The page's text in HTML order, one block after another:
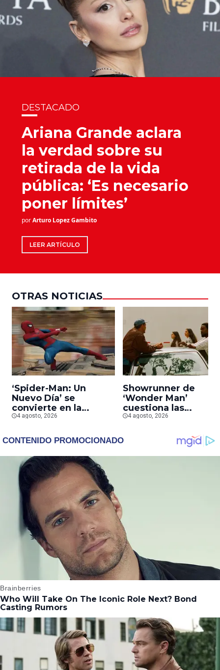
DESTACADO
Ariana Grande aclara
la verdad sobre su
retirada de la vida
pública: ‘Es necesario
poner límites’
porArturo Lopez Gambito
LEER ARTÍCULO
OTRAS NOTICIAS
‘Spider-Man: Un
Nuevo Día’ se
convierte en la
segunda película que
los mil millones en
4 agosto, 2026
Showrunner de
‘Wonder Man’
cuestiona las
prioridades de
la serie
4 agosto, 2026